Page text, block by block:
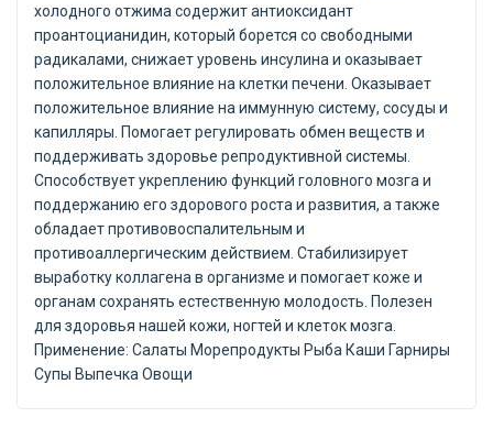
холодного отжима содержит антиоксидант
проантоцианидин, который борется со свободными
радикалами, снижает уровень инсулина и оказывает
положительное влияние на клетки печени. Оказывает
положительное влияние на иммунную систему, сосуды и
капилляры. Помогает регулировать обмен веществ и
поддерживать здоровье репродуктивной системы.
Способствует укреплению функций головного мозга и
поддержанию его здорового роста и развития, а также
обладает противовоспалительным и
противоаллергическим действием. Стабилизирует
выработку коллагена в организме и помогает коже и
органам сохранять естественную молодость. Полезен
для здоровья нашей кожи, ногтей и клеток мозга.
Применение: Салаты Морепродукты Рыба Каши Гарниры
Супы Выпечка Овощи